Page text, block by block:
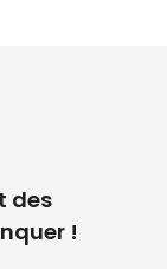
des
!